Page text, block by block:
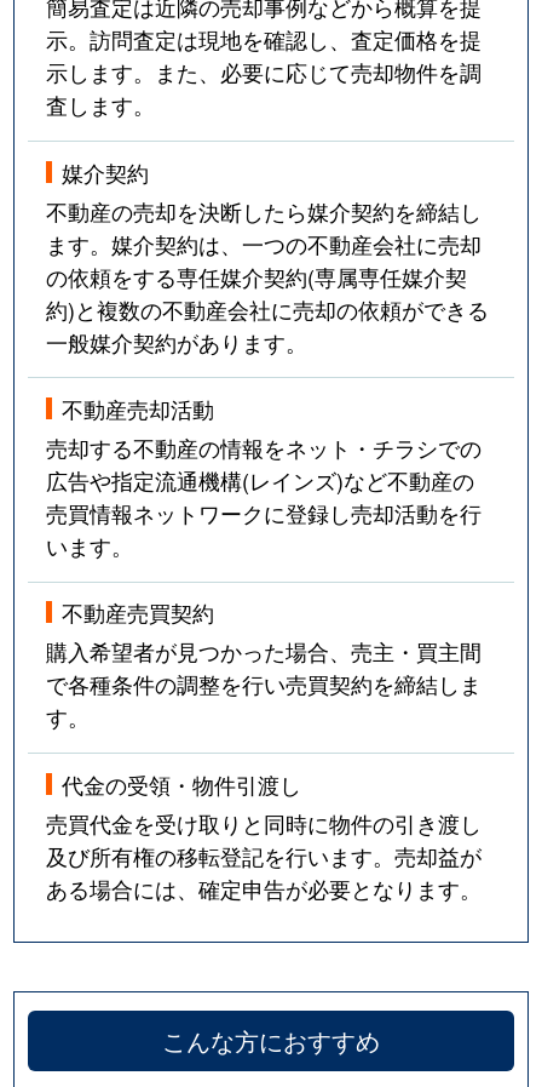
簡易査定は近隣の売却事例などから概算を提
示。訪問査定は現地を確認し、査定価格を提
示します。また、必要に応じて売却物件を調
査します。
媒介契約
不動産の売却を決断したら媒介契約を締結し
ます。媒介契約は、一つの不動産会社に売却
の依頼をする専任媒介契約(専属専任媒介契
約)と複数の不動産会社に売却の依頼ができる
一般媒介契約があります。
不動産売却活動
売却する不動産の情報をネット・チラシでの
広告や指定流通機構(レインズ)など不動産の
売買情報ネットワークに登録し売却活動を行
います。
不動産売買契約
購入希望者が見つかった場合、売主・買主間
で各種条件の調整を行い売買契約を締結しま
す。
代金の受領・物件引渡し
売買代金を受け取りと同時に物件の引き渡し
及び所有権の移転登記を行います。売却益が
ある場合には、確定申告が必要となります。
こんな方におすすめ